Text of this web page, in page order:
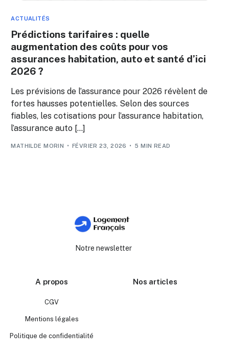
ACTUALITÉS
Prédictions tarifaires : quelle
augmentation des coûts pour vos
assurances habitation, auto et santé d’ici
2026 ?
Les prévisions de l’assurance pour 2026 révèlent de
fortes hausses potentielles. Selon des sources
fiables, les cotisations pour l’assurance habitation,
l’assurance auto […]
MATHILDE MORIN FÉVRIER 23, 2026 5 MIN READ
Notre newsletter
A propos
CGV
Mentions légales
Politique de confidentialité
Nos articles